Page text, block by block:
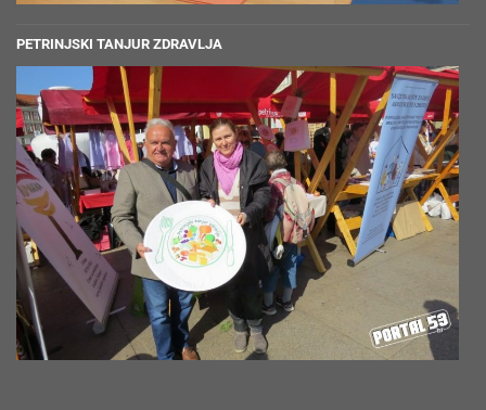
PETRINJSKI TANJUR ZDRAVLJA